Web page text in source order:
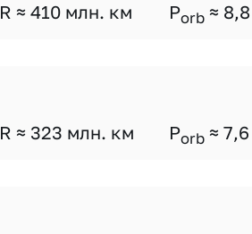
R ≈ 410 млн. км Porb ≈ 8,8
R ≈ 323 млн. км Porb ≈ 7,6